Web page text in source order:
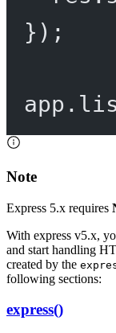
});
app.
Note
Express 5.x requires
With express v5.x,
and start handling
created by the
following sections:
express()